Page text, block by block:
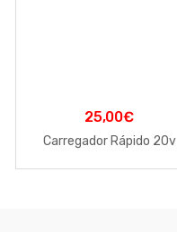
25,00€
Carregador Rápido 20v